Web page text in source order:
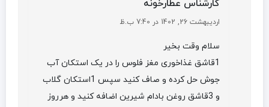
کارشناس عطارخونه
اردیبهشت 26, 1402 در 7:40 ب.ظ
سلام وقت بخیر
1قاشق غذاخوری مغز فلوس را در یک استکان آب
جوش حل کرده و صاف کنید سپس 1استکان گلاب
و 3قاشق روغن بادام شیرین اضافه کنید و هرروز